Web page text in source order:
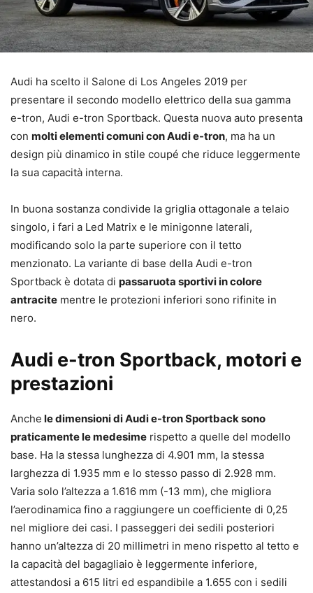
Audi ha scelto il Salone di Los Angeles 2019 per
presentare il secondo modello elettrico della sua gamma
e-tron, Audi e-tron Sportback. Questa nuova auto presenta
con molti elementi comuni con Audi e-tron, ma ha un
design più dinamico in stile coupé che riduce leggermente
la sua capacità interna.
In buona sostanza condivide la griglia ottagonale a telaio
singolo, i fari a Led Matrix e le minigonne laterali,
modificando solo la parte superiore con il tetto
menzionato. La variante di base della Audi e-tron
Sportback è dotata di passaruota sportivi in colore
antracite mentre le protezioni inferiori sono rifinite in
nero.
Audi e-tron Sportback, motori e
prestazioni
Anche le dimensioni di Audi e-tron Sportback sono
praticamente le medesime rispetto a quelle del modello
base. Ha la stessa lunghezza di 4.901 mm, la stessa
larghezza di 1.935 mm e lo stesso passo di 2.928 mm.
Varia solo l’altezza a 1.616 mm (-13 mm), che migliora
l’aerodinamica fino a raggiungere un coefficiente di 0,25
nel migliore dei casi. I passeggeri dei sedili posteriori
hanno un’altezza di 20 millimetri in meno rispetto al tetto e
la capacità del bagagliaio è leggermente inferiore,
attestandosi a 615 litri ed espandibile a 1.655 con i sedili